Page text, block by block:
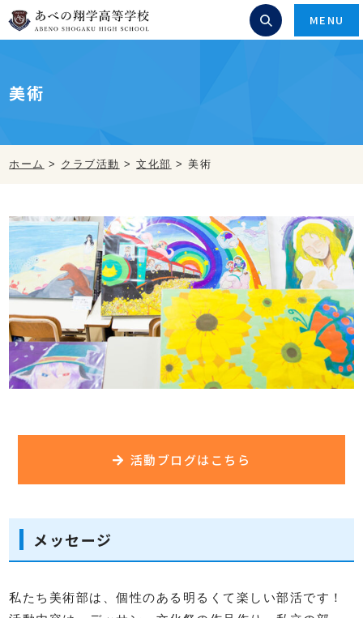
MENU
美術
ホーム > クラブ活動 >文化部 >美術
活動ブログはこちら
メッセージ
私たち美術部は、個性のある明るくて楽しい部活です！